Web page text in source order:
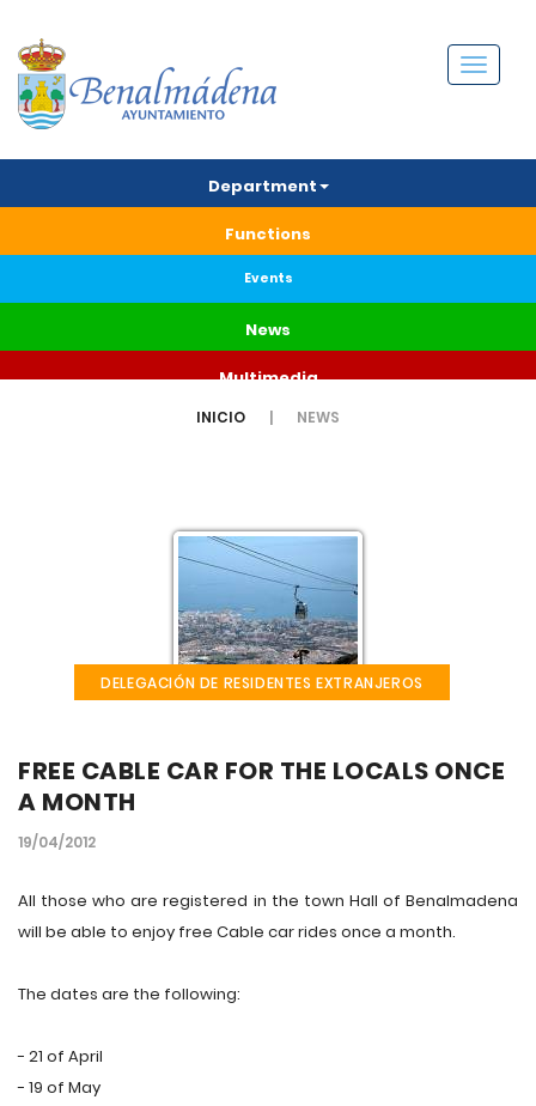
Menú
Department
Functions
Events
News
Multimedia
INICIO NEWS
DELEGACIÓN DE RESIDENTES EXTRANJEROS
FREE CABLE CAR FOR THE LOCALS ONCE
A MONTH
19/04/2012
All those who are registered in the town Hall of Benalmadena
will be able to enjoy free Cable car rides once a month.
The dates are the following:
- 21 of April
- 19 of May